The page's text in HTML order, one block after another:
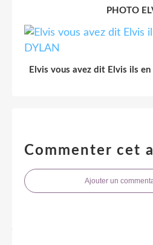
PHOTO
Elvis vous avez dit Elvis ils
Commenter cet
Ajouter un